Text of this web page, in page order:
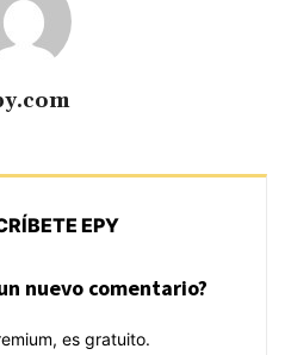
EPY
nuevo comentario?
es gratuito.